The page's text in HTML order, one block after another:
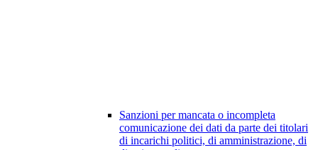
Sanzioni per mancata o incompleta
comunicazione dei dati da parte dei titolari
di incarichi politici, di amministrazione, di